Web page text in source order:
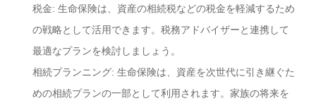
税金: 生命保険は、資産の相続税などの税金を軽減するため
の戦略として活用できます。税務アドバイザーと連携して
最適なプランを検討しましょう。
相続プランニング: 生命保険は、資産を次世代に引き継ぐた
めの相続プランの一部として利用されます。家族の将来を